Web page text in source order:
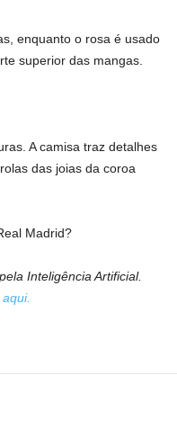
enquanto o rosa é usado
superior das mangas.
A camisa traz detalhes
das joias da coroa
Madrid?
Inteligência Artificial.
aqui.